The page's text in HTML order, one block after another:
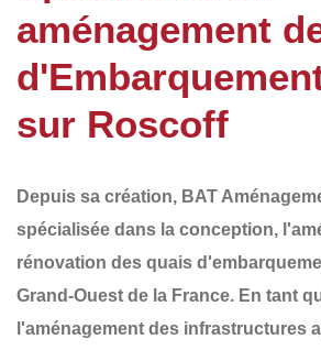
aménagement
sur Roscoff
Depuis sa création, BAT
spécialisée dans la conception,
rénovation des quais
Grand-Ouest de la France. En tant
l'aménagement des infrastructures